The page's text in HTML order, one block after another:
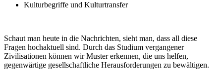
Kulturbegriffe und Kulturtransfer
Schaut man heute in die Nachrichten, sieht man, dass all diese
Fragen hochaktuell sind. Durch das Studium vergangener
Zivilisationen können wir Muster erkennen, die uns helfen,
gegenwärtige gesellschaftliche Herausforderungen zu bewältigen.